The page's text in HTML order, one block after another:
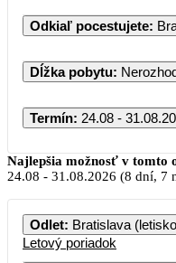
Odkiaľ pocestujete:
Dĺžka pobytu:
Termín: 24.08 -
Najlepšia možnosť v tomto
24.08 - 31.08.2026 (8 dní, 7
Odlet: Bratislava
Letový poriadok